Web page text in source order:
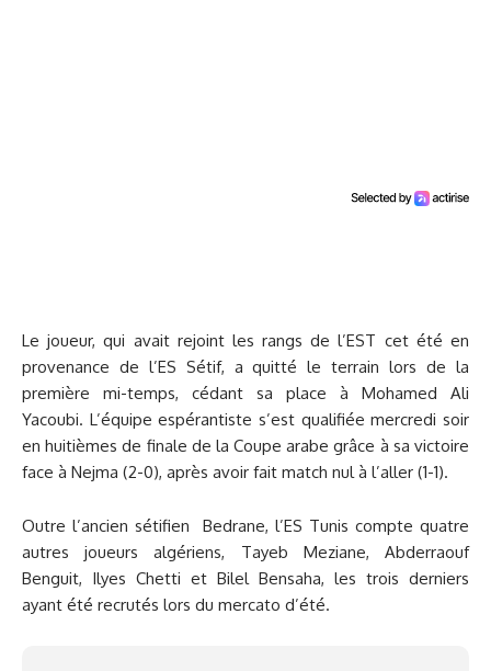
Le joueur, qui avait rejoint les rangs de l’EST cet été en
provenance de l’ES Sétif, a quitté le terrain lors de la
première mi-temps, cédant sa place à Mohamed Ali
Yacoubi. L’équipe espérantiste s’est qualifiée mercredi soir
en huitièmes de finale de la Coupe arabe grâce à sa victoire
face à Nejma (2-0), après avoir fait match nul à l’aller (1-1).
Outre l’ancien sétifien Bedrane, l’ES Tunis compte quatre
autres joueurs algériens, Tayeb Meziane, Abderraouf
Benguit, Ilyes Chetti et Bilel Bensaha, les trois derniers
ayant été recrutés lors du mercato d’été.